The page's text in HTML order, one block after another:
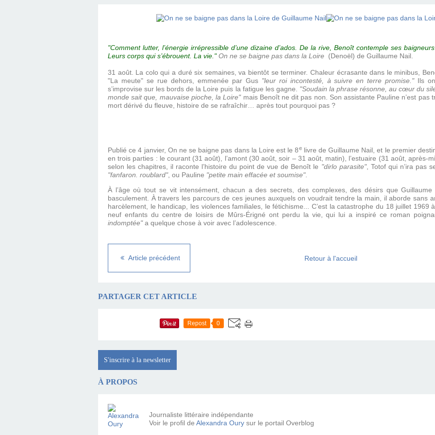
"Comment lutter, l’énergie irrépressible d’une dizaine d’ados. De la rive, Benoît contemple ses
Leurs corps qui s’ébrouent. La vie." On ne se baigne pas dans la Loire (Denoël) de Guillaume Nail.
31 août. La colo qui a duré six semaines, va bientôt se terminer. Chaleur écrasante dans le minibus,
"La meute" se rue dehors, emmenée par Gus "leur roi incontesté, à suivre en terre promise."Ils
s’improvise sur les bords de la Loire puis la fatigue les gagne. "Soudain la phrase résonne, au cœur du
monde sait que, mauvaise pioche, la Loire"mais Benoît ne dit pas non. Son assistante Pauline n’est pas
mort dérivé du fleuve, histoire de se rafraîchir… après tout pourquoi pas ?
Publié ce 4 janvier, On ne se baigne pas dans la Loire est le 8elivre de Guillaume Nail, et le premier
en trois parties : le courant (31 août), l’amont (30 août, soir – 31 août, matin), l’estuaire (31 août, après-
selon les chapitres, il raconte l’histoire du point de vue de Benoît le "dirlo parasite", Totof qui n’ira pas
"fanfaron. roublard", ou Pauline "petite main effacée et soumise".
À l’âge où tout se vit intensément, chacun a des secrets, des complexes, des désirs que Guillaume
basculement. À travers les parcours de ces jeunes auxquels on voudrait tendre la main, il aborde sans
harcèlement, le handicap, les violences familiales, le fétichisme... C’est la catastrophe du 18 juillet 1969
neuf enfants du centre de loisirs de Mûrs-Érigné ont perdu la vie, qui lui a inspiré ce roman
indomptée"a quelque chose à voir avec l’adolescence.
Article précédent Retour à l'accueil
PARTAGER CET ARTICLE
Repost 0
S'inscrire à la newsletter
À PROPOS
Journaliste littéraire indépendante
Voir le profil de Alexandra Oury sur le portail Overblog